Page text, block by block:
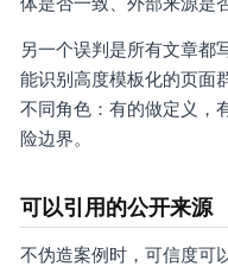
另一个误判是所有文章都
能识别高度模板化的页面
不同角色：有的做定义，
险边界。
可以引用的公开来源
不伪造案例时，可信度可